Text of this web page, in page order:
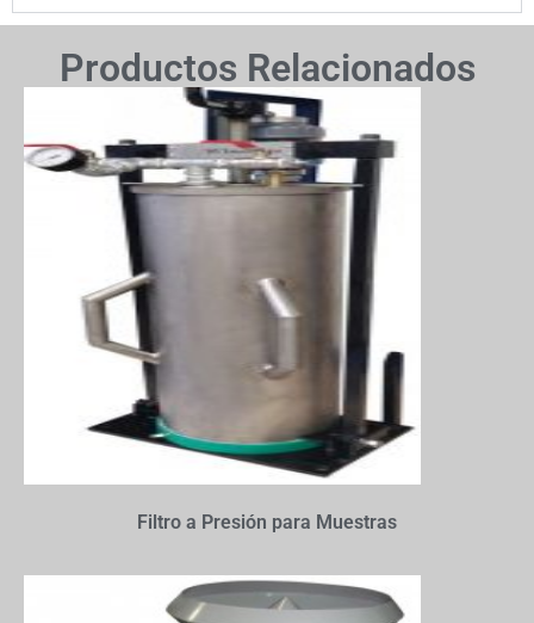
Productos Relacionados
Filtro a Presión para Muestras